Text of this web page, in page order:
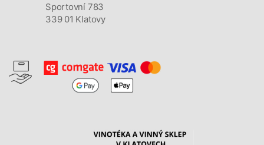
Sportovní 783
339 01 Klatovy